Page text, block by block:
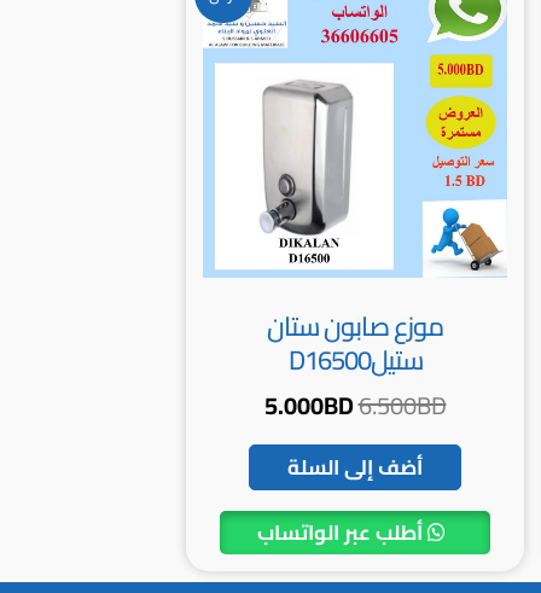
موزع صابون ستان
ستيلD16500
6.500BD
هو:
6.500BD.
5.000BD
هو:
5.000BD.
أضف إلى السلة
أطلب عبر الواتساب